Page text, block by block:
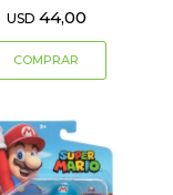
USD 44,00